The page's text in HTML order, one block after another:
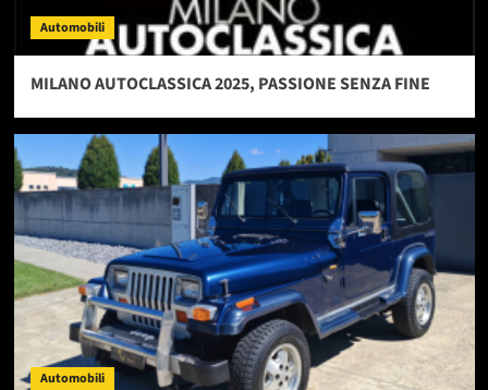
Automobili
MILANO AUTOCLASSICA 2025, PASSIONE SENZA FINE
Automobili